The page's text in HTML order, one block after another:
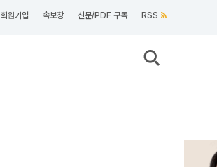
회원가입 속보창 신문/PDF 구독 RSS